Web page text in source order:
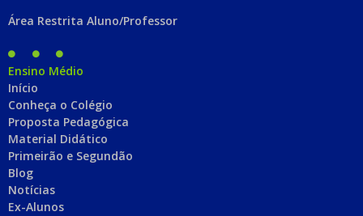
Área Restrita Aluno/Professor
Ensino Médio
Início
Conheça o Colégio
Proposta Pedagógica
Material Didático
Primeirão e Segundão
Blog
Notícias
Ex-Alunos